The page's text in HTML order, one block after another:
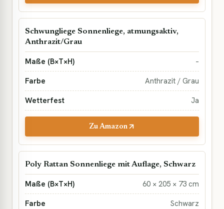
Schwungliege Sonnenliege, atmungsaktiv,
Anthrazit/Grau
–
Anthrazit / Grau
Ja
Zu Amazon
Poly Rattan Sonnenliege mit Auflage, Schwarz
60 × 205 × 73 cm
Schwarz